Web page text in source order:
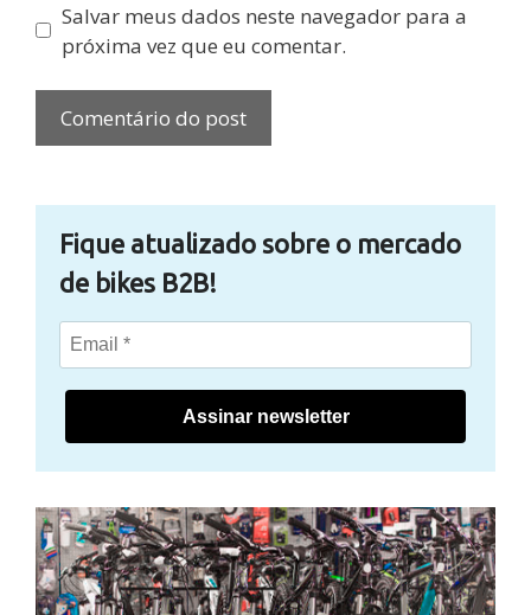
Salvar meus dados neste navegador para a
próxima vez que eu comentar.
Fique atualizado sobre o mercado
de bikes B2B!
Assinar newsletter